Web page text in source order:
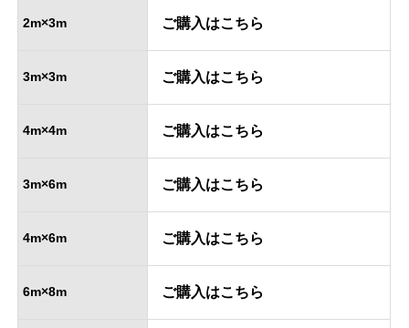
2m×3m ご購入はこちら
3m×3m ご購入はこちら
4m×4m ご購入はこちら
3m×6m ご購入はこちら
4m×6m ご購入はこちら
6m×8m ご購入はこちら